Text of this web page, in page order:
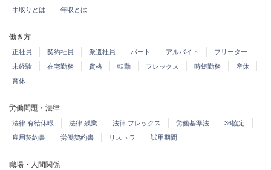
手取りとは
年収とは
働き方
正社員 契約社員 派遣社員 パート アルバイト
フリーター
未経験
在宅勤務 資格 転勤 フレックス 時短勤務
産休
育休
労働問題・法律
法律 有給休暇 法律 残業 法律 フレックス 労働基準法
36協定
雇用契約書
労働契約書 リストラ 試用期間
職場・人間関係